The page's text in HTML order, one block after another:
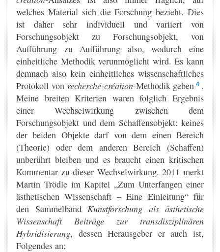
welches Material sich die Forschung bezieht. Dies
ist daher sehr individuell und variiert von
Forschungsobjekt zu Forschungsobjekt, von
Aufführung zu Aufführung also, wodurch eine
einheitliche Methodik verunmöglicht wird. Es kann
demnach also kein einheitliches wissenschaftliches
Protokoll von recherche-création-Methodik geben 4 .
Meine breiten Kriterien waren folglich Ergebnis
einer Wechselwirkung zwischen dem
Forschungsobjekt und dem Schaffensobjekt: keines
der beiden Objekte darf von dem einen Bereich
(Theorie) oder dem anderen Bereich (Schaffen)
unberührt bleiben und es braucht einen kritischen
Kommentar zu dieser Wechselwirkung. 2011 merkt
Martin Trödle im Kapitel „Zum Unterfangen einer
ästhetischen Wissenschaft – Eine Einleitung“ für
den Sammelband Kunstforschung als ästhetische
Wissenschaft Beiträge zur transdisziplinären
Hybridisierung, dessen Herausgeber er auch ist,
Folgendes an: